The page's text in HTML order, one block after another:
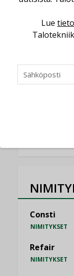
Miten
Vesi- ja
Consti
NIMITYKSET
Refair
NIMITYKSET
Lue